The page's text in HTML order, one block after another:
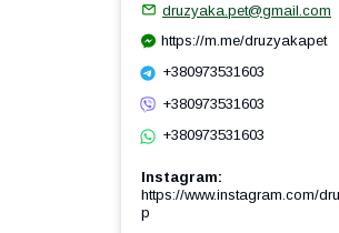
druzyaka.pet@gmail.com
https://m.me/druzyakapet
+380973531603
+380973531603
+380973531603
Instagram
https://www.instagram.com/
p